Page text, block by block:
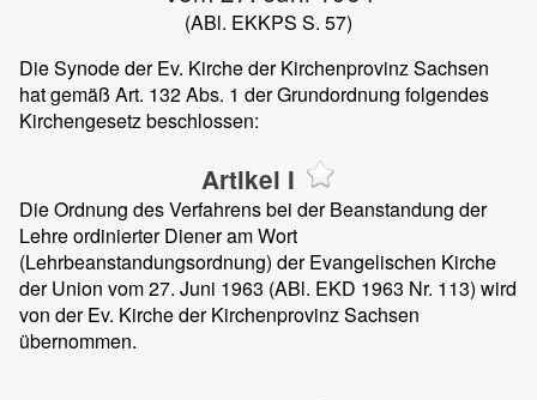
(ABl. EKKPS S. 57)
Die Synode der Ev. Kirche der Kirchenprovinz Sachsen
hat gemäß Art. 132 Abs. 1 der Grundordnung folgendes
Kirchengesetz beschlossen:
Artikel I
Die Ordnung des Verfahrens bei der Beanstandung der
Lehre ordinierter Diener am Wort
(Lehrbeanstandungsordnung) der Evangelischen Kirche
der Union vom 27. Juni 1963 (ABl. EKD 1963 Nr. 113) wird
von der Ev. Kirche der Kirchenprovinz Sachsen
übernommen.